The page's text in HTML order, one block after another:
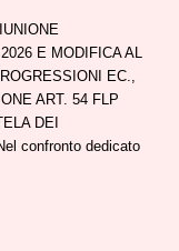
E MODIFICA AL
EC.,
ART. 54 FLP
DEI
confronto dedicato